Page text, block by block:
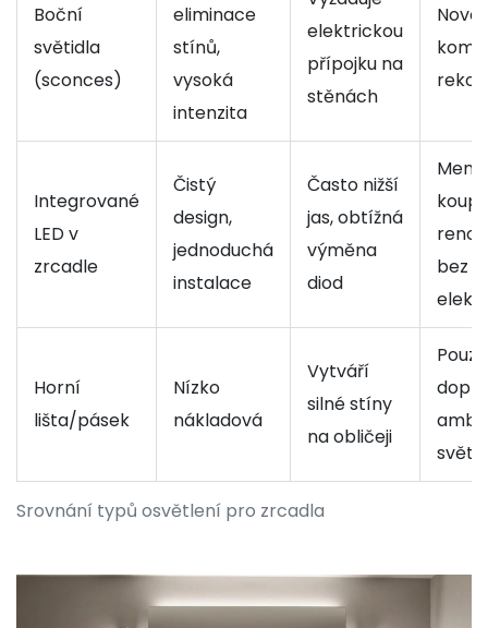
Srovnání typů osvětlení pro zrcadla
Boční
světidla
(sconces)
eliminace
stínů,
vysoká
intenzita
elektrickou
přípojku na
stěnách
Integrované
LED v
zrcadle
Čistý
design,
jednoduchá
instalace
Často nižší
jas, obtížná
výměna
diod
Menší
bez
Horní
lišta/pásek
Nízko
nákladová
Vytváří
silné stíny
na obličeji
světlo